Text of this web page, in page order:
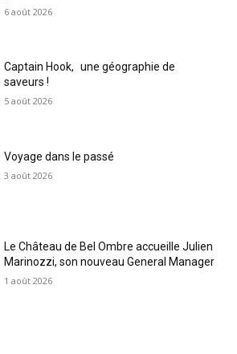
6 août 2026
Captain Hook, une géographie de
saveurs !
5 août 2026
Voyage dans le passé
3 août 2026
Le Château de Bel Ombre accueille Julien
Marinozzi, son nouveau General Manager
1 août 2026